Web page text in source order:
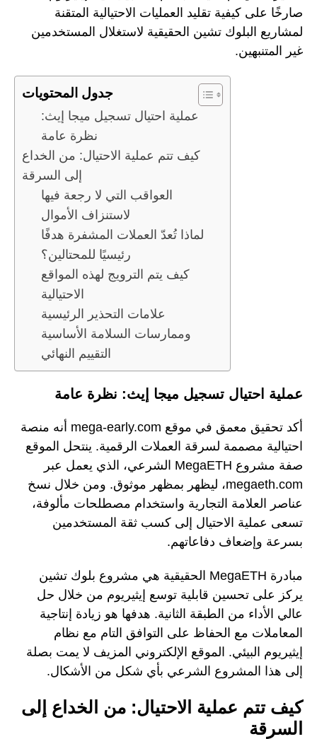
صارخًا على كيفية تقليد العمليات الاحتيالية المتقنة
لمشاريع البلوك تشين الحقيقية لاستغلال المستخدمين
غير المتنبهين.
جدول المحتويات
عملية احتيال تسجيل ميجا إيث:
نظرة عامة
كيف تتم عملية الاحتيال: من الخداع
إلى السرقة
العواقب التي لا رجعة فيها
لاستنزاف الأموال
لماذا تُعدّ العملات المشفرة هدفًا
رئيسيًا للمحتالين؟
كيف يتم الترويج لهذه المواقع
الاحتيالية
علامات التحذير الرئيسية
وممارسات السلامة الأساسية
التقييم النهائي
عملية احتيال تسجيل ميجا إيث: نظرة عامة
أكد تحقيق معمق في موقع mega-early.com أنه منصة
احتيالية مصممة لسرقة العملات الرقمية. ينتحل الموقع
صفة مشروع MegaETH الشرعي، الذي يعمل عبر
megaeth.com، ليظهر بمظهر موثوق. ومن خلال نسخ
عناصر العلامة التجارية واستخدام مصطلحات مألوفة،
تسعى عملية الاحتيال إلى كسب ثقة المستخدمين
بسرعة وإضعاف دفاعاتهم.
مبادرة MegaETH الحقيقية هي مشروع بلوك تشين
يركز على تحسين قابلية توسع إيثيريوم من خلال حل
عالي الأداء من الطبقة الثانية. هدفها هو زيادة إنتاجية
المعاملات مع الحفاظ على التوافق التام مع نظام
إيثيريوم البيئي. الموقع الإلكتروني المزيف لا يمت بصلة
إلى هذا المشروع الشرعي بأي شكل من الأشكال.
كيف تتم عملية الاحتيال: من الخداع إلى
السرقة